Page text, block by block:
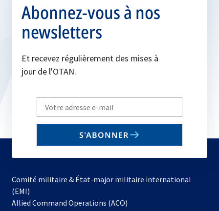
Abonnez-vous à nos
newsletters
Et recevez régulièrement des mises à
jour de l'OTAN.
Write
your
email
S'ABONNER
Comité militaire & État-major militaire international
(EMI)
Allied Command Operations (ACO)